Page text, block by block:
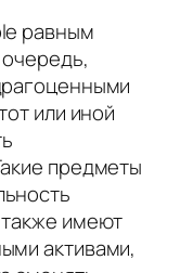
равным
или иной
предметы
имеют
активами,